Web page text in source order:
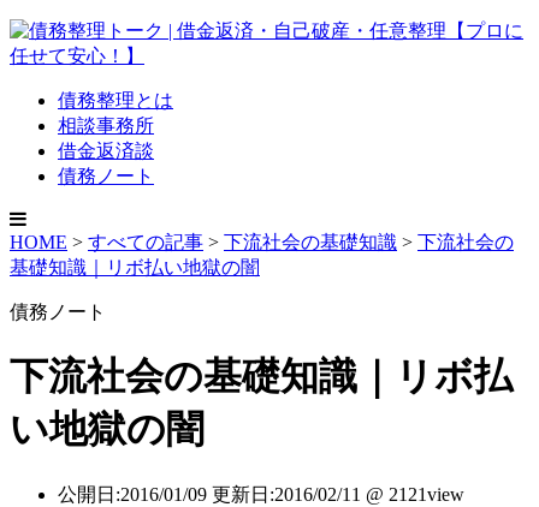
債務整理とは
相談事務所
借金返済談
債務ノート
HOME > すべての記事 > 下流社会の基礎知識 > 下流社会の
基礎知識｜リボ払い地獄の闇
債務ノート
下流社会の基礎知識｜リボ払
い地獄の闇
公開日:2016/01/09 更新日:2016/02/11 @ 2121view